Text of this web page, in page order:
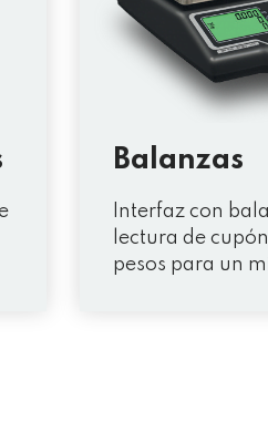
Balanzas
Interfaz con
lectura de
pesos para un